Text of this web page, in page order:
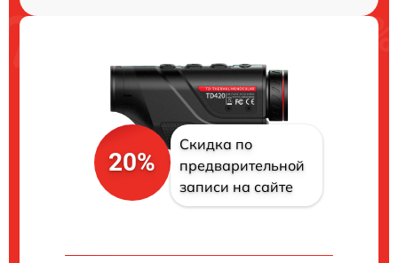
20%
Скидка по
предварительной
записи на сайте